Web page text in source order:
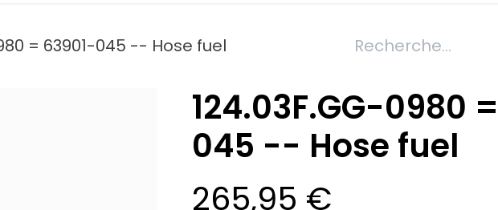
= 63901-045 -- Hose fuel
124.03F.GG-0980
045 -- Hose fuel
265,95 €